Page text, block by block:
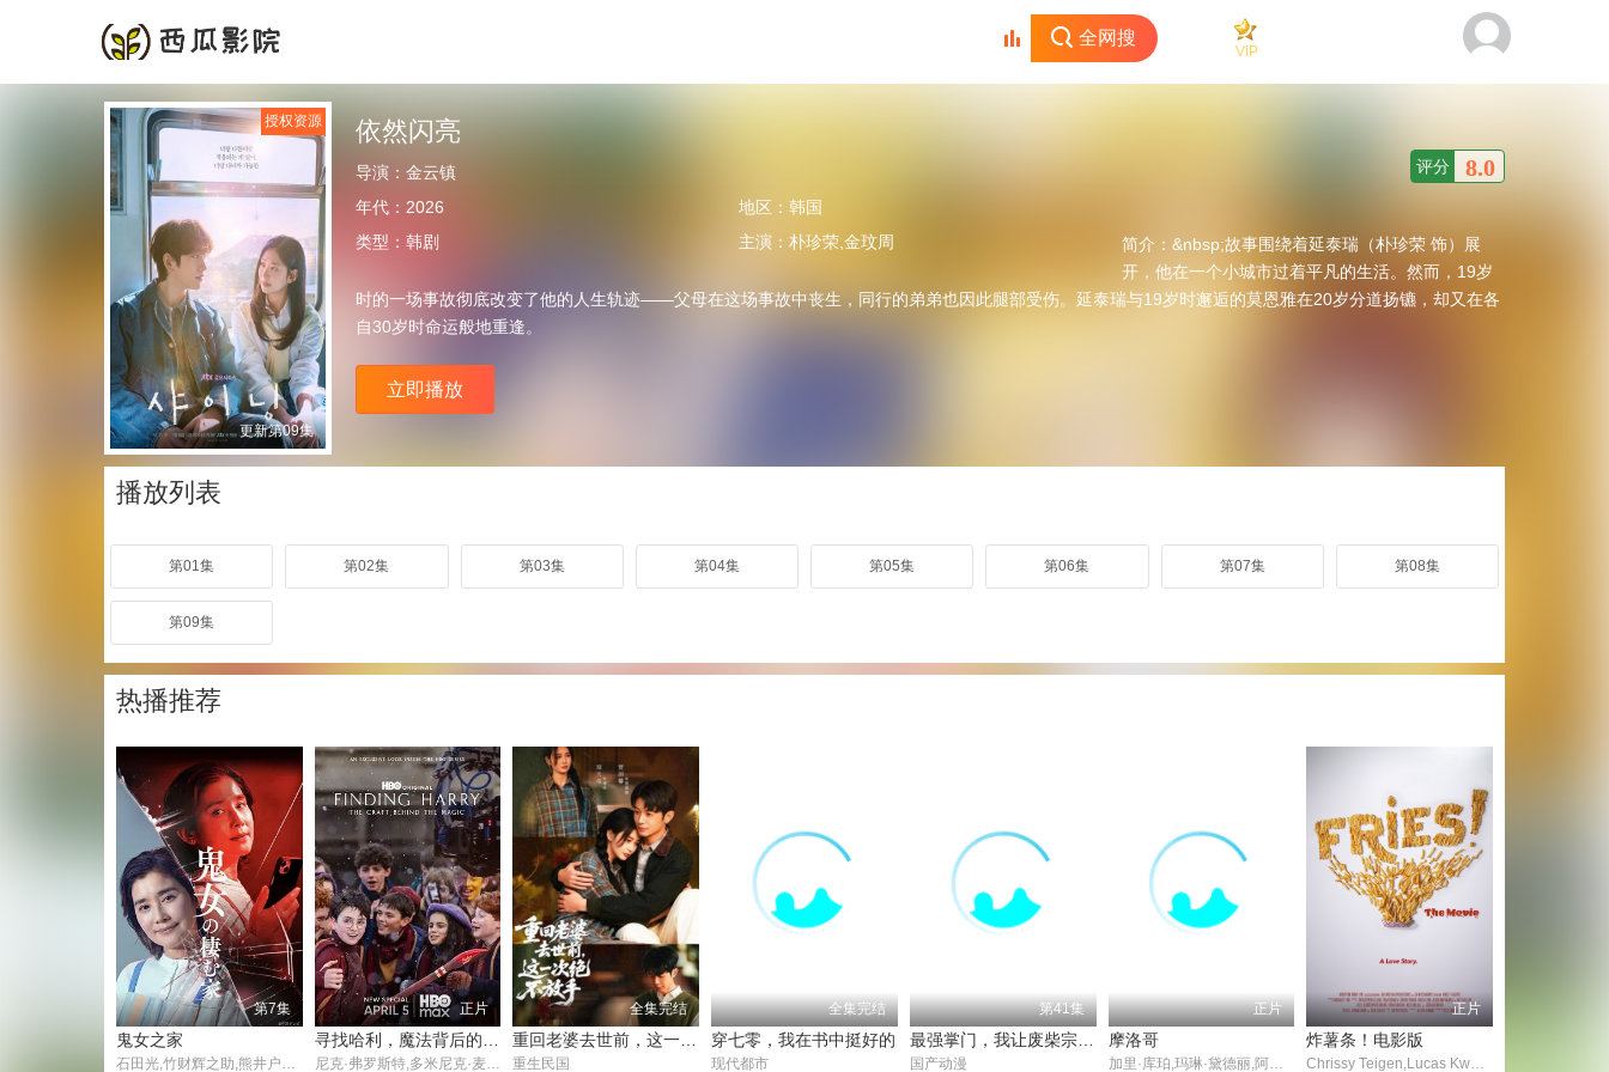
全网搜
VIP
评分 8.0
更新第09集
授权资源 依然闪亮
导演： 金云镇
年代： 2026 地区： 韩国
类型： 韩剧 主演： 朴珍荣,金玟周 简介： &nbsp;故事围绕着延泰瑞（朴珍荣 饰）展
开，他在一个小城市过着平凡的生活。然而，19岁
时的一场事故彻底改变了他的人生轨迹——父母在这场事故中丧生，同行的弟弟也因此腿部受伤。延泰瑞与19岁时邂逅的莫恩雅在20岁分道扬镳，却又在各
自30岁时命运般地重逢。
立即播放
播放列表
第01集 第02集 第03集 第04集 第05集 第06集 第07集 第08集
第09集
热播推荐
第7集
鬼女之家
正片
尼克·弗罗斯特,多米尼克·麦克劳克林,阿拉贝拉·斯坦顿,阿拉斯泰尔·斯托特,约翰·利思戈,珍妮特·麦克蒂尔,帕帕·厄希度
全集完结
重生民国
全集完结
穿七零，我在书中挺好的
现代都市
第41集
最强掌门，我让废柴宗门碾压三界
国产动漫
正片
摩洛哥
加里·库珀,玛琳·黛德丽,阿道夫·门吉欧,Ullrich Haupt,Eve Southern,弗朗西斯·麦克唐纳,保罗·波尔卡西,埃米尔·肖塔尔,朱丽叶·康普顿,Albert Conti,托马斯·柯伦,特蕾莎.哈里斯,Lillian Savin,Harry Schultz,Philip Sleeman,米哈伊尔·维萨罗夫
正片
炸薯条！电影版